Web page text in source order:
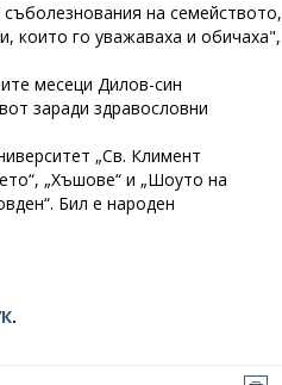
на семейството,
които го уважаваха и обичаха",
месеци Дилов-син
заради здравословни
„Св. Климент
„Хъшове“ и „Шоуто на
Бил е народен
.